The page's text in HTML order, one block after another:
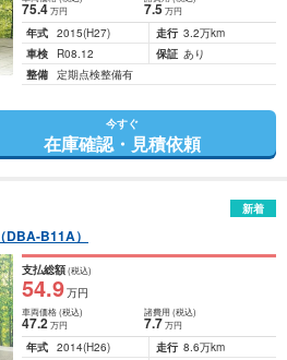
75.4万円 7.5 万円
年式 2015(H27) 走行 3.2万km
車検
R08.12 保証 あり
整備 定期点検整備有
今すぐ
在庫確認・見積依頼
新着
（DBA-B11A）
支払総額(税込)
54.9万円
車両価格(税込)
47.2万円
諸費用 (税込)
7.7 万円
年式 2014(H26) 走行 8.6万km